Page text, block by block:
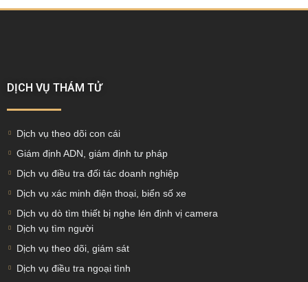
DỊCH VỤ THÁM TỬ
Dịch vụ theo dõi con cái
Giám định ADN, giám định tư pháp
Dịch vụ điều tra đối tác doanh nghiệp
Dịch vụ xác minh điện thoại, biển số xe
Dịch vụ dò tìm thiết bị nghe lén định vị camera
Dịch vụ tìm người
Dịch vụ theo dõi, giám sát
Dịch vụ điều tra ngoại tình